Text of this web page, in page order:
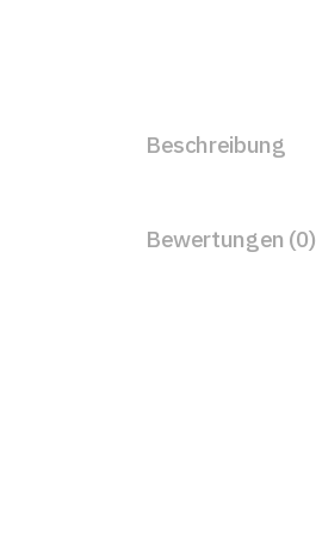
Beschreibung
Bewertungen (0)